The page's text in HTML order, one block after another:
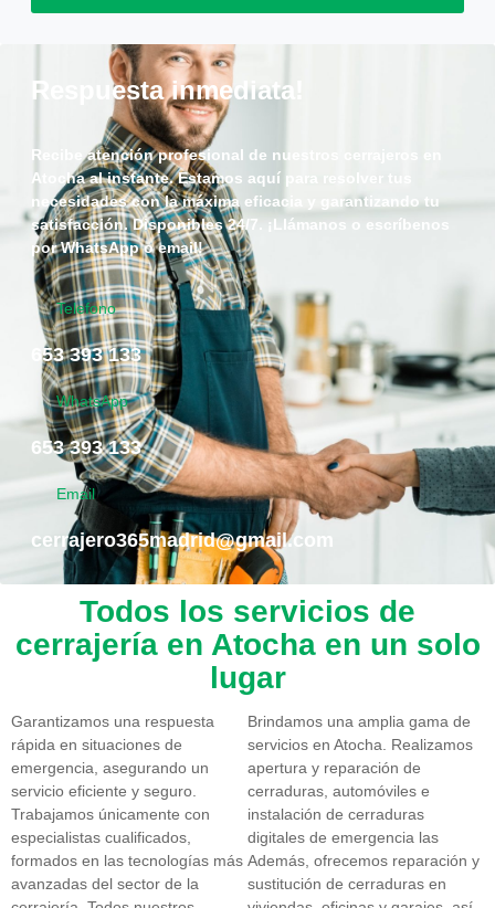
Respuesta inmediata!
Recibe atención profesional de nuestros cerrajeros en
Atocha al instante. Estamos aquí para resolver tus
necesidades con la máxima eficacia y garantizando tu
satisfacción. Disponibles 24/7. ¡Llámanos o escríbenos
por WhatsApp o email!
Telefono
653 393 133
WhatsApp
653 393 133
Email
cerrajero365madrid@gmail.com
Todos los servicios de
cerrajería en Atocha en un solo
lugar
Garantizamos una respuesta
rápida en situaciones de
emergencia, asegurando un
servicio eficiente y seguro.
Trabajamos únicamente con
especialistas cualificados,
formados en las tecnologías más
avanzadas del sector de la
Brindamos una amplia gama de
servicios en Atocha. Realizamos
apertura y reparación de
cerraduras, automóviles e
instalación de cerraduras
digitales de emergencia las
Además, ofrecemos reparación y
sustitución de cerraduras en